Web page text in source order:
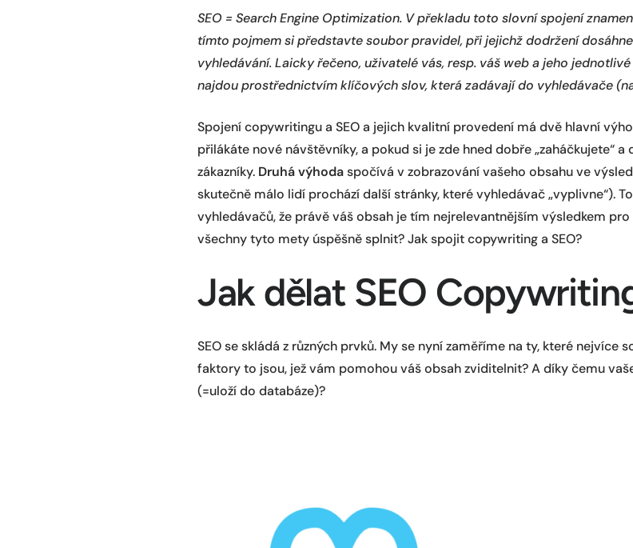
SEO = Search Engine Optimization. V překladu toto slovní spojení
tímto pojmem si představte soubor pravidel, při jejichž dodržení
vyhledávání. Laicky řečeno, uživatelé vás, resp. váš web a jeho
najdou prostřednictvím klíčových slov, která zadávají do vyhledávače
Spojení copywritingu a SEO a jejich kvalitní provedení má dvě hlavní
přilákáte nové návštěvníky, a pokud si je zde hned dobře „zaháčkujete“
zákazníky. Druhá výhodaspočívá v zobrazování vašeho obsahu ve
skutečně málo lidí prochází další stránky, které vyhledávač „vyplivne“).
vyhledávačů, že právě váš obsah je tím nejrelevantnějším výsledkem
všechny tyto mety úspěšně splnit? Jak spojit copywriting a SEO?
Jak dělat SEO
SEO se skládá z různých prvků. My se nyní zaměříme na ty, které nejvíce
faktory to jsou, jež vám pomohou váš obsah zviditelnit? A díky čemu
(=uloží do databáze)?